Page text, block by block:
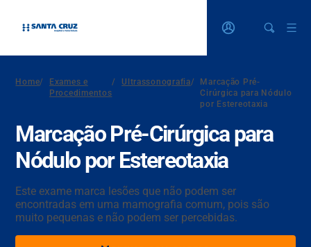
Home/
Exames e
Procedimentos
/ Ultrassonografia/
Marcação Pré-
Cirúrgica para Nódulo
por Estereotaxia
Marcação Pré-Cirúrgica para
Nódulo por Estereotaxia
Este exame marca lesões que não podem ser
encontradas em uma mamografia comum, pois são
muito pequenas e não podem ser percebidas.